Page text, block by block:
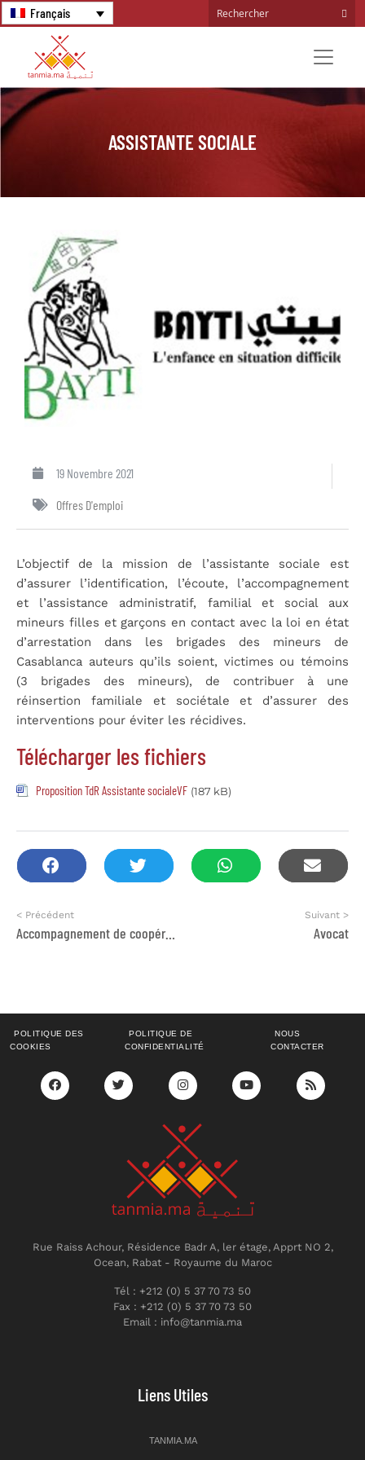
Français
ASSISTANTE SOCIALE
19 Novembre 2021
Offres D'emploi
L’objectif de la mission de l’assistante sociale est
d’assurer l’identification, l’écoute, l’accompagnement
et l’assistance administratif, familial et social aux
mineurs filles et garçons en contact avec la loi en état
d’arrestation dans les brigades des mineurs de
Casablanca auteurs qu’ils soient, victimes ou témoins
(3 brigades des mineurs), de contribuer à une
réinsertion familiale et sociétale et d’assurer des
interventions pour éviter les récidives.
Télécharger les fichiers
Proposition TdR Assistante socialeVF (187 kB)
< Précédent
Accompagnement de coopératives de services pour la réalisation de leurs business pla
Suivant >
Avocat
POLITIQUE DES
COOKIES
POLITIQUE DE
CONFIDENTIALITÉ
NOUS
CONTACTER
Rue Raiss Achour, Résidence Badr A, ler étage, Apprt NO 2,
Ocean, Rabat - Royaume du Maroc
Tél : +212 (0) 5 37 70 73 50
Fax : +212 (0) 5 37 70 73 50
Email : info@tanmia.ma
Liens Utiles
TANMIA.MA